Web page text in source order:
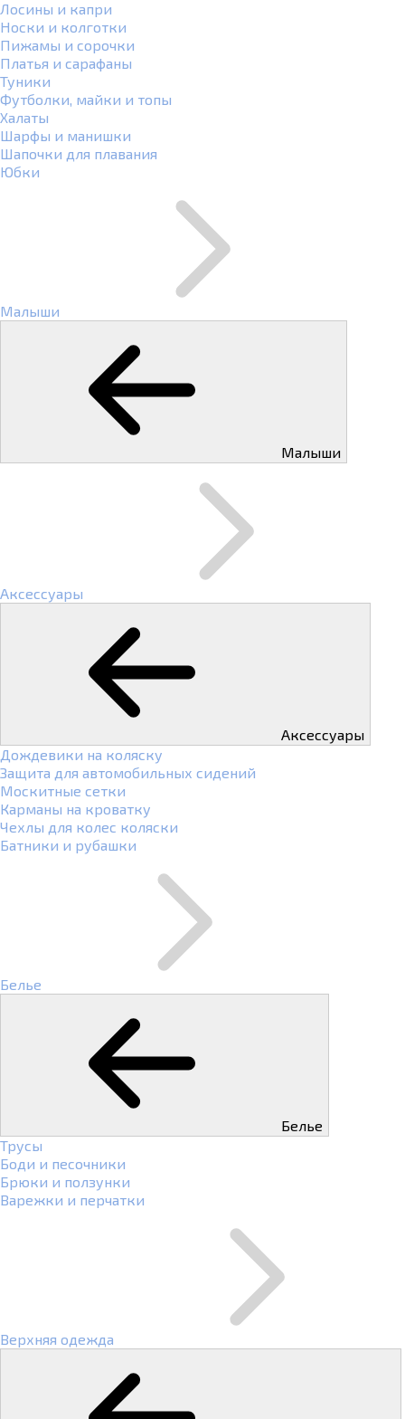
Лосины и капри
Носки и колготки
Пижамы и сорочки
Платья и сарафаны
Туники
Футболки, майки и топы
Халаты
Шарфы и манишки
Шапочки для плавания
Юбки
Малыши
Малыши
Аксессуары
Аксессуары
Дождевики на коляску
Защита для автомобильных сидений
Москитные сетки
Карманы на кроватку
Чехлы для колес коляски
Батники и рубашки
Белье
Белье
Трусы
Боди и песочники
Брюки и ползунки
Варежки и перчатки
Верхняя одежда